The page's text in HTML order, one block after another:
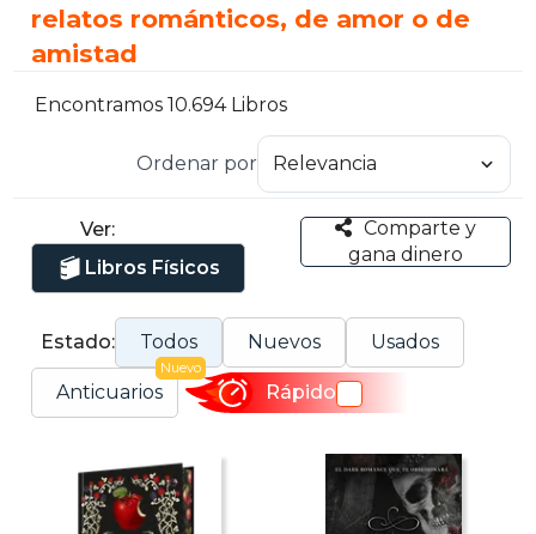
relatos románticos, de amor o de
amistad
Encontramos 10.694 Libros
Ordenar por
Ver:
Libros Físicos
Comparte y
gana dinero
Estado: Todos Nuevos Usados
Anticuarios
Nuevo
Rápido